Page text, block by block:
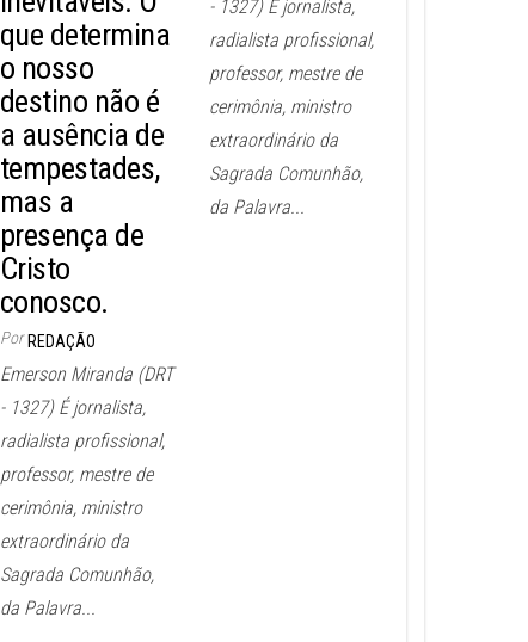
que determina
o nosso
destino não é
a ausência de
tempestades,
mas a
presença de
Cristo
conosco.
Por REDAÇÃO
Emerson Miranda (DRT
- 1327) É jornalista,
radialista profissional,
professor, mestre de
cerimônia, ministro
extraordinário da
Sagrada Comunhão,
da Palavra...
- 1327) É jornalista,
radialista profissional,
professor, mestre de
cerimônia, ministro
extraordinário da
Sagrada Comunhão,
da Palavra...